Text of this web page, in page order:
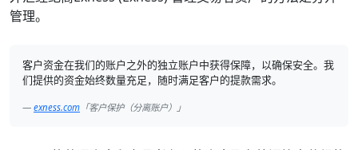
管理。
客户资金在我们的账户之外的独立账户中获得保障，以确保安全。我
们提供的资金始终数量充足，随时满足客户的提款需求。
exness.com 「客户保护（分离账户）」